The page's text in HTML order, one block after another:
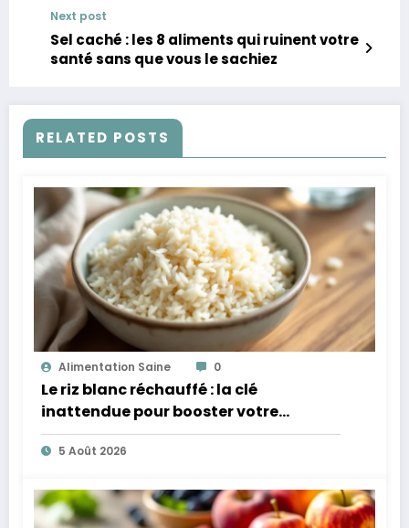
Next post
Sel caché : les 8 aliments qui ruinent votre
santé sans que vous le sachiez
RELATED POSTS
Alimentation Saine 0
Le riz blanc réchauffé : la clé
inattendue pour booster votre
microbiote
5 Août 2026